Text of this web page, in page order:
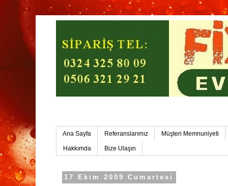
Ana Sayfa Referanslarımız Müşteri Memnuniyeti
Hakkımda Bize Ulaşın
17 Ekim 2009 Cumartesi